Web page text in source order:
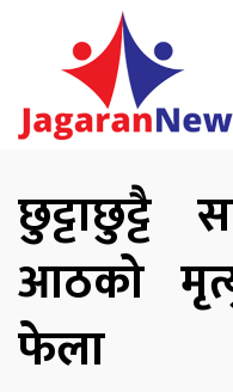
छुट्टाछुट्टै
आठको
फेला